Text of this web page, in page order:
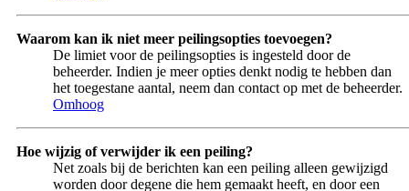
Waarom kan ik niet meer peilingsopties toevoegen?
De limiet voor de peilingsopties is ingesteld door de
beheerder. Indien je meer opties denkt nodig te hebben dan
het toegestane aantal, neem dan contact op met de beheerder.
Omhoog
Hoe wijzig of verwijder ik een peiling?
Net zoals bij de berichten kan een peiling alleen gewijzigd
worden door degene die hem gemaakt heeft, en door een